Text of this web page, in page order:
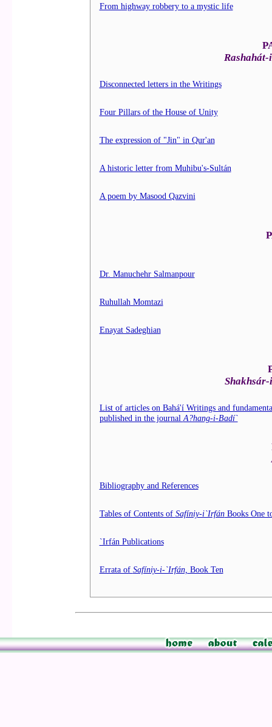
From highway robbery to a mystic life
Disconnected letters in the Writings
Four Pillars of the House of Unity
The expression of "Jin" in Qur'an
A historic letter from Muhibu's-Sultán
A poem by Masood Qazvini
Dr. Manuchehr Salmanpour
Ruhullah Momtazi
Enayat Sadeghian
List of articles on Bahá'í Writings and
published in the journal A?hang-i-Badí`
Bibliography and References
Tables of Contents of Safíniy-i`IrfánBooks One
`Irfán Publications
Errata of Safíniy-i-`Irfán, Book Ten